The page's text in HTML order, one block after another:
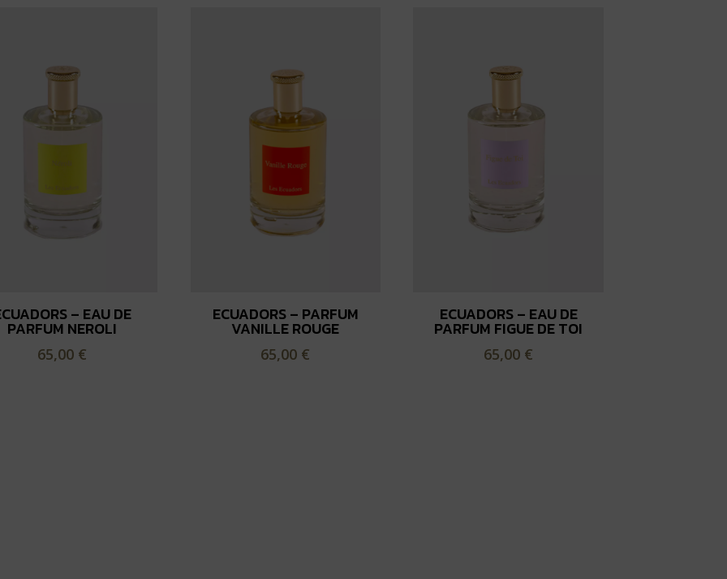
– EAU DE
PARFUM NEROLI
65,00 €
ECUADORS – PARFUM
VANILLE ROUGE
65,00 €
ECUADORS – EAU DE
PARFUM FIGUE DE TOI
65,00 €